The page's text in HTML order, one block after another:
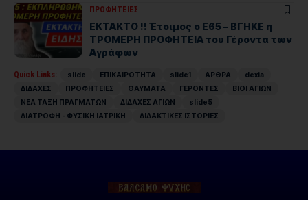
ΠΡΟΦΗΤΕΙΕΣ
ΕΚΤΑΚΤΟ !! Έτοιμος ο Ε65 – ΒΓΗΚΕ η
ΤΡΟΜΕΡΗ ΠΡΟΦΗΤΕΙΑ του Γέροντα των
Αγράφων
Quick Links: slide ΕΠΙΚΑΙΡΟΤΗΤΑ slide1 ΑΡΘΡΑ
dexia
ΔΙΔΑΧΕΣ
ΠΡΟΦΗΤΕΙΕΣ ΘΑΥΜΑΤΑ ΓΕΡΟΝΤΕΣ
ΒΙΟΙ ΑΓΙΩΝ
ΝΕΑ ΤΑΞΗ ΠΡΑΓΜΑΤΩΝ
ΔΙΔΑΧΕΣ ΑΓΙΩΝ
slide5
ΔΙΑΤΡΟΦΗ - ΦΥΣΙΚΗ ΙΑΤΡΙΚΗ
ΔΙΔΑΚΤΙΚΕΣ ΙΣΤΟΡΙΕΣ